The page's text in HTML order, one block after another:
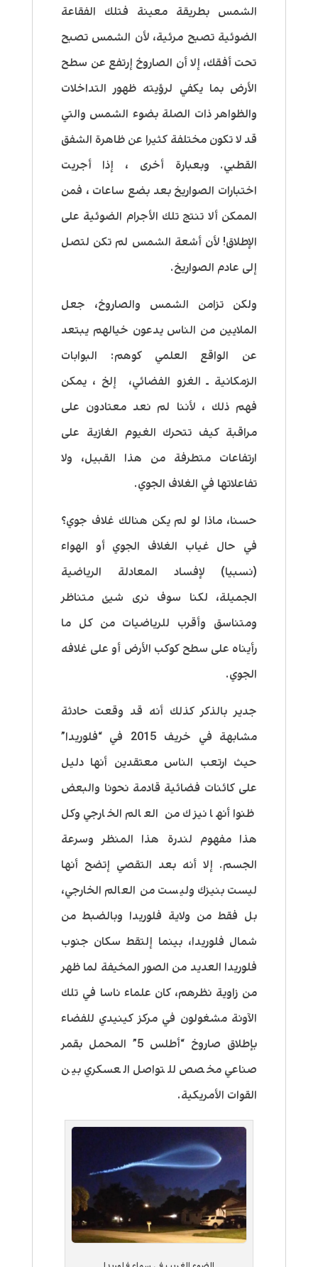
الشمس بطريقة معينة فتلك الفقاعة
الضوئية تصبح مرئية، لأن الشمس تصبح
تحت أفقك، إلا أن الصاروخ إرتفع عن سطح
الأرض بما يكفي لرؤيته ظهور التداخلات
والظواهر ذات الصلة بضوء الشمس والتي
قد لا تكون مختلفة كثيرا عن ظاهرة الشفق
القطبي. وبعبارة أخرى ، إذا أجريت
اختبارات الصواريخ بعد بضع ساعات ، فمن
الممكن ألا تنتج تلك الأجرام الضوئية على
الإطلاق! لأن أشعة الشمس لم تكن لتصل
إلى عادم الصواريخ.
ولكن تزامن الشمس والصاروخ، جعل
الملايين من الناس يدعون خيالهم يبتعد
عن الواقع العلمي كوهم: البوابات
الزمكانية ـ الغزو الفضائي، إلخ ، يمكن
فهم ذلك ، لأننا لم نعد معتادون على
مراقبة كيف تتحرك الغيوم الغازية على
ارتفاعات متطرفة من هذا القبيل، ولا
تفاعلاتها في الغلاف الجوي.
حسنا، ماذا لو لم يكن هنالك غلاف جوي؟
في حال غياب الغلاف الجوي أو الهواء
(نسبيا) لإفساد المعادلة الرياضية
الجميلة، لكنا سوف نرى شيئ متناظر
ومتناسق وأقرب للرياضيات من كل ما
رأيناه على سطح كوكب الأرض أو على غلافه
الجوي.
جدير بالذكر كذلك أنه قد وقعت حادثة
مشابهة في خريف 2015 في “فلوريدا”
حيث ارتعب الناس معتقدين أنها دليل
على كائنات فضائية قادمة نحونا والبعض
ظنوا أنها نيزك من العالم الخارجي وكل
هذا مفهوم لندرة هذا المنظر وسرعة
الجسم. إلا أنه بعد التقصي إتضح أنها
ليست بنيزك وليست من العالم الخارجي،
بل فقط من ولاية فلوريدا وبالضبط من
شمال فلوريدا، بينما إلتقط سكان جنوب
فلوريدا العديد من الصور المخيفة لما ظهر
من زاوية نظرهم، كان علماء ناسا في تلك
الآونة مشغولون في مركز كينيدي للفضاء
بإطلاق صاروخ “أطلس 5” المحمل بقمر
صناعي مخصص للتواصل العسكري بين
القوات الأمريكية.